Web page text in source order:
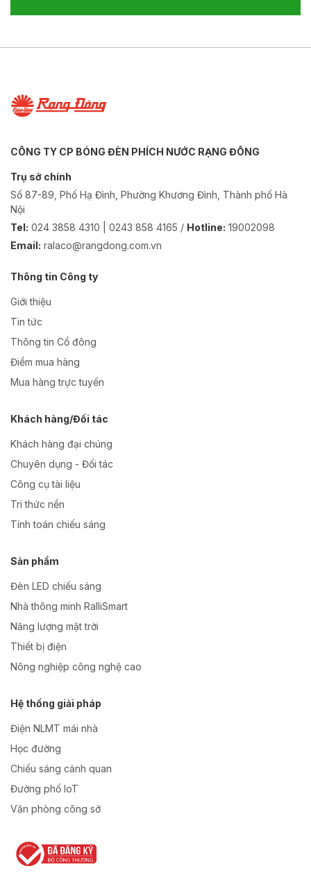
CÔNG TY CP BÓNG ĐÈN PHÍCH NƯỚC RẠNG ĐÔNG
Trụ sở chính
Số 87-89, Phố Hạ Đình, Phường Khương Đình, Thành phố Hà
Nội
Tel: 024 3858 4310 | 0243 858 4165 / Hotline: 19002098
Email: ralaco@rangdong.com.vn
Thông tin Công ty
Giới thiệu
Tin tức
Thông tin Cổ đông
Điểm mua hàng
Mua hàng trực tuyến
Khách hàng/Đối tác
Khách hàng đại chúng
Chuyên dụng - Đối tác
Công cụ tài liệu
Tri thức nền
Tính toán chiếu sáng
Sản phẩm
Đèn LED chiếu sáng
Nhà thông minh RalliSmart
Năng lượng mặt trời
Thiết bị điện
Nông nghiệp công nghệ cao
Hệ thống giải pháp
Điện NLMT mái nhà
Học đường
Chiếu sáng cảnh quan
Đường phố IoT
Văn phòng công sở